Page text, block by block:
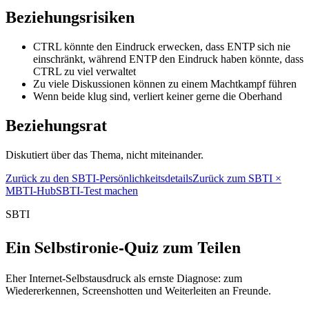
Beziehungsrisiken
CTRL könnte den Eindruck erwecken, dass ENTP sich nie
einschränkt, während ENTP den Eindruck haben könnte, dass
CTRL zu viel verwaltet
Zu viele Diskussionen können zu einem Machtkampf führen
Wenn beide klug sind, verliert keiner gerne die Oberhand
Beziehungsrat
Diskutiert über das Thema, nicht miteinander.
Zurück zu den SBTI-PersönlichkeitsdetailsZurück zum SBTI ×
MBTI-HubSBTI-Test machen
SBTI
Ein Selbstironie-Quiz zum Teilen
Eher Internet-Selbstausdruck als ernste Diagnose: zum
Wiedererkennen, Screenshotten und Weiterleiten an Freunde.